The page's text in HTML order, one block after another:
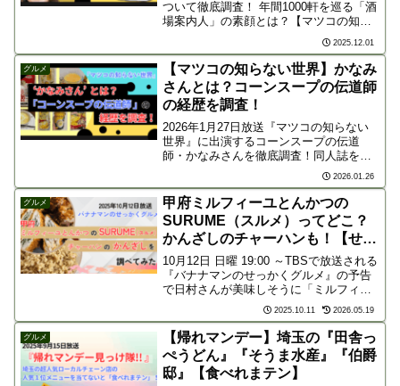
ついて徹底調査！ 年間1000軒を巡る「酒
場案内人」の素顔とは？【マツコの知ら
2025.12.01
グルメ
【マツコの知らない世界】かなみ
さんとは？コーンスープの伝道師
の経歴を調査！
2026年1月27日放送『マツコの知らない
世界』に出演するコーンスープの伝道
師・かなみさんを徹底調査！同人誌を出
すほどの熱狂的な愛を持つ彼女の経歴や
正体とは？番組で紹介される激ウマ市販
品や日本初の専門店、マツコ絶賛のアレ
ンジ術も先取りチェック！
2026.01.26
グルメ
甲府ミルフィーユとんかつの
SURUME（スルメ）ってどこ？
かんざしのチャーハンも！【せっ
かくグルメ 】
10月12日 日曜 19:00 ～TBSで放送される
『バナナマンのせっかくグルメ』の予告
で日村さんが美味しそうに「ミルフィー
ユとんかつ」を食べています！甲府でミ
ルフィーユ豚カツが食べられるお店って
どこなんでしょうか？以前テレビで話題
になった...
2025.10.11 2026.05.19
グルメ
【帰れマンデー】埼玉の『田舎っ
ぺうどん』『そうま水産』『伯爵
邸』【食べれまテン】